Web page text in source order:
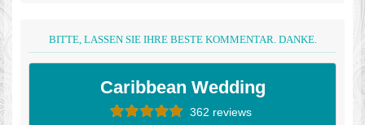
BITTE, LASSEN SIE IHRE BESTE KOMMENTAR. DANKE.
Caribbean Wedding
362 reviews